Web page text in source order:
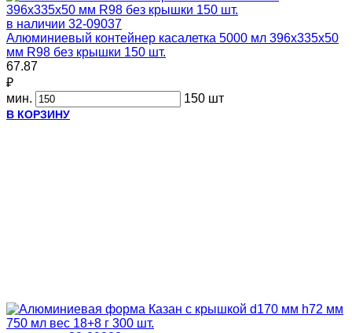
в наличии 32-09037
Алюминиевый контейнер касалетка 5000 мл 396х335х50
мм R98 без крышки 150 шт.
67.87
₽
мин.
150 шт
В КОРЗИНУ